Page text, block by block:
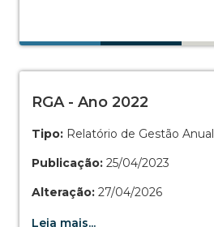
RGA - Ano 2022
Tipo: Relatório de Gestão Anual
Publicação: 25/04/2023
Alteração: 27/04/2026
Leia mais...